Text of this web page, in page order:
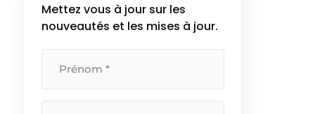
Mettez vous à jour sur les
nouveautés et les mises à jour.